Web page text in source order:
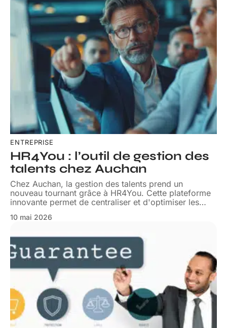
ENTREPRISE
HR4You : l’outil de gestion des
talents chez Auchan
Chez Auchan, la gestion des talents prend un
nouveau tournant grâce à HR4You. Cette plateforme
innovante permet de centraliser et d'optimiser les…
10 mai 2026